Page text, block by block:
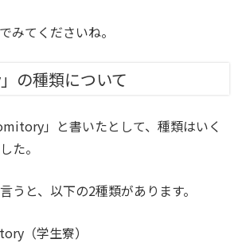
みてくださいね。
の種類について
」と書いたとして、種類はいく
た。
うと、以下の2種類があります。
（学生寮）